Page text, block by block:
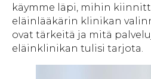
käymme läpi, mihin
eläinlääkärin klinikan
ovat tärkeitä ja mitä
eläinklinikan tulisi tarjota.